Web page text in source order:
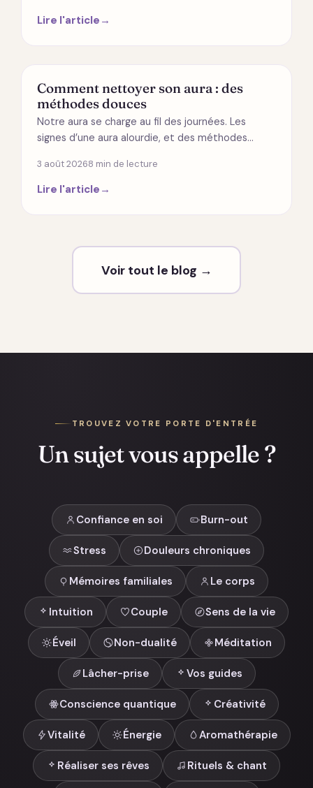
Lire l'article →
ÉNERGÉTIQUE
Comment nettoyer son aura : des
méthodes douces
Notre aura se charge au fil des journées. Les
signes d’une aura alourdie, et des méthodes…
3 août 20268 min de lecture
Lire l'article →
Voir tout le blog →
TROUVEZ VOTRE PORTE D'ENTRÉE
Un sujet vous appelle ?
Confiance en soi Burn-out
Stress Douleurs chroniques
Mémoires familiales Le corps
Intuition Couple Sens de la vie
Éveil Non-dualité Méditation
Lâcher-prise Vos guides
Conscience quantique Créativité
Vitalité Énergie Aromathérapie
Réaliser ses rêves Rituels & chant